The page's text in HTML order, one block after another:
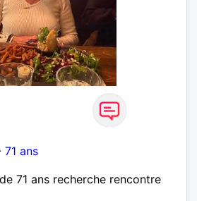
71 ans
71 ans recherche rencontre